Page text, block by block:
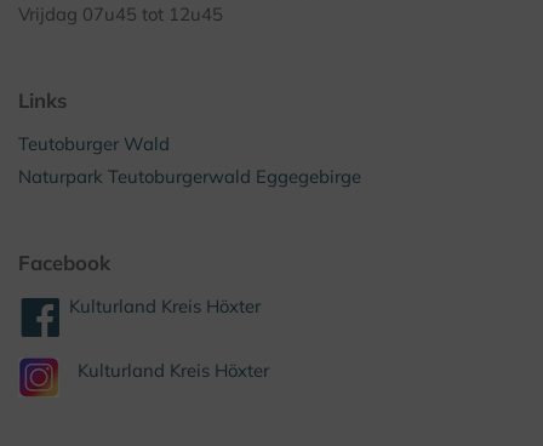
Vrijdag 07u45 tot 12u45
Links
Teutoburger Wald
Naturpark Teutoburgerwald Eggegebirge
Facebook
Kulturland Kreis Höxter
Kulturland Kreis Höxter